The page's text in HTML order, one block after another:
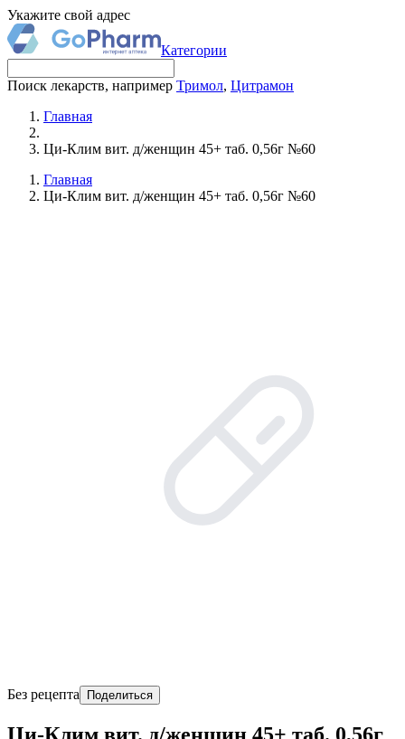
Укажите свой адрес
Категории
Поиск лекарств, например Тримол, Цитрамон
Главная
Ци-Клим вит. д/женщин 45+ таб. 0,56г №60
Главная
Ци-Клим вит. д/женщин 45+ таб. 0,56г №60
Без рецепта Поделиться